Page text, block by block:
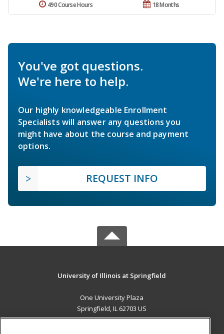
18 Months
490 Course Hours
You've got questions.
We're here to help.
Our highly knowledgeable Enrollment
Specialists will answer any questions you
might have about the course and payment
options.
REQUEST INFO
University of Illinois at Springfield
One University Plaza
Springfield, IL 62703 US